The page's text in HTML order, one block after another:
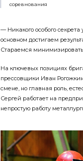
соревнования
— Никакого особого
основном достигаем
Стараемся
На ключевых позициях
прессовщики Иван
смене, но главная роль,
Сергей работает на
непростую работу